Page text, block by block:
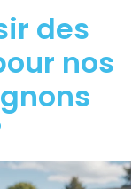
des
nos